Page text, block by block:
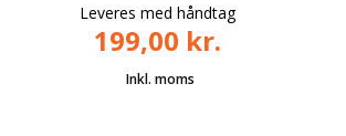
Leveres med håndtag
199,00 kr.